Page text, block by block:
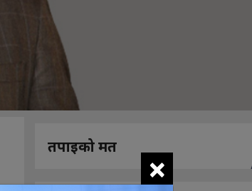
तपाइको मत
×